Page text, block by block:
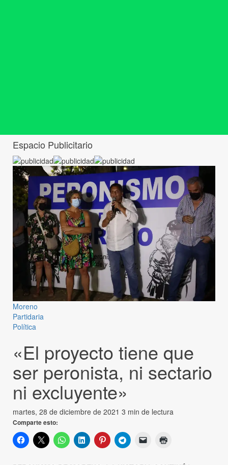
Espacio Publicitario
Moreno
Partidaria
Política
«El proyecto tiene que
ser peronista, ni sectario
ni excluyente»
martes, 28 de diciembre de 2021 3 min de lectura
Comparte esto: